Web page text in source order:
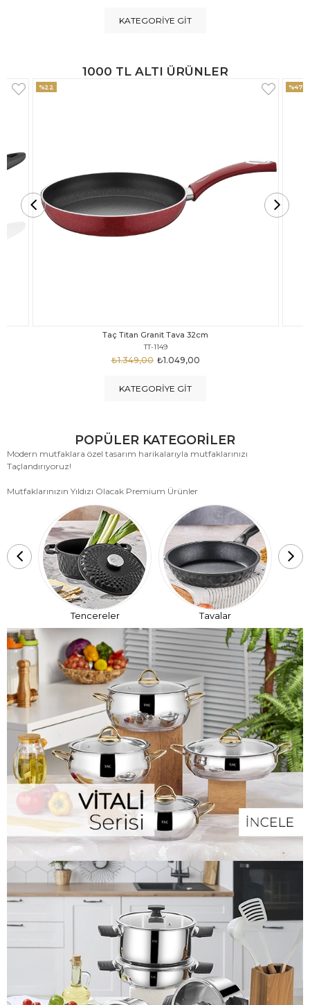
KATEGORIYE GIT
1000 TL ALTI ÜRÜNLER
Taç Titan Granit Tava 30cm
TT-1148
₺999,00
₺1.875,00
%47 %18
KATEGORIYE GIT
POPÜLER KATEGORİLER
Modern mutfaklara özel tasarım harikalarıyla mutfaklarınızı
Taçlandırıyoruz!
Mutfaklarınızın Yıldızı Olacak Premium Ürünler
Tencereler Tavalar